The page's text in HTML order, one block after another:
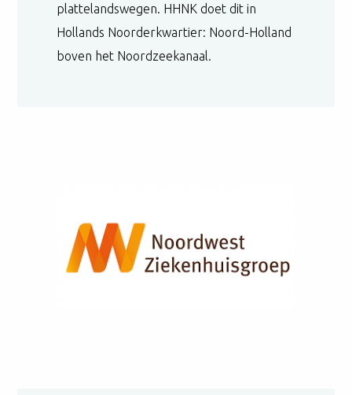
plattelandswegen. HHNK doet dit in
Hollands Noorderkwartier: Noord-Holland
boven het Noordzeekanaal.